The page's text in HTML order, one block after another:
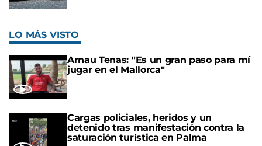
LO MÁS VISTO
Arnau Tenas: "Es un gran paso para mí
jugar en el Mallorca"
Cargas policiales, heridos y un
detenido tras manifestación contra la
saturación turística en Palma